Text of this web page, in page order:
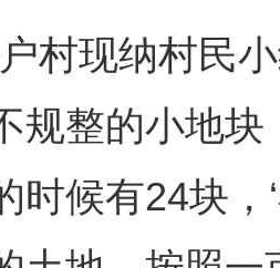
现纳村民小
规整的小地
时候有24块，